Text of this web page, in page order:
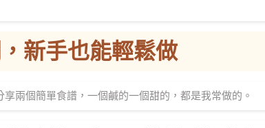
新手也能輕鬆做
兩個簡單食譜，一個鹹的一個甜的，都是我常做的。